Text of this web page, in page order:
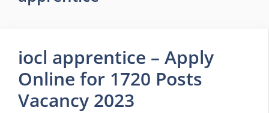
iocl apprentice – Apply
Online for 1720 Posts
Vacancy 2023